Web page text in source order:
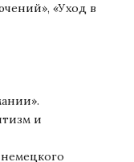
«Уход в
и